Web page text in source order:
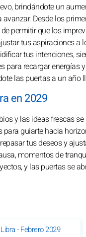
brindándote un
Desde los
permitir que los
tus aspiraciones a
tus intenciones,
recargar energías
las puertas a un año
en 2029
y las ideas frescas
guiarte hacia
tus deseos y
momentos de
y las puertas se
- Febrero 2029